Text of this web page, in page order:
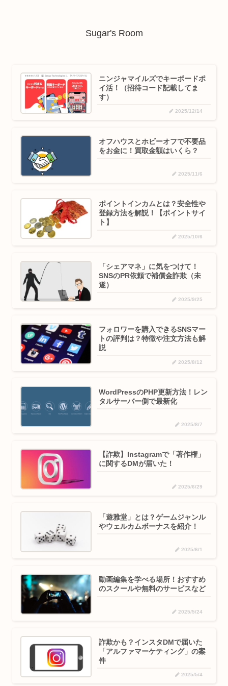
Sugar's Room
ニンジャマイルズでキーボードポ
イ活！（招待コード記載してま
す）
2025/12/14
オフハウスとホビーオフで不要品
をお金に！買取金額はいくら？
2025/11/6
ポイントインカムとは？安全性や
登録方法を解説！【ポイントサイ
ト】
2025/10/6
「シェアマネ」に気をつけて！
SNSのPR依頼で補償金詐欺（未
遂）
2025/9/25
フォロワーを購入できるSNSマー
トの評判は？特徴や注文方法も解
説
2025/8/12
WordPressのPHP更新方法！レン
タルサーバー側で最新化
2025/8/7
【詐欺】Instagramで「著作権」
に関するDMが届いた！
2025/6/29
「遊雅堂」とは？ゲームジャンル
やウェルカムボーナスを紹介！
2025/6/1
動画編集を学べる場所！おすすめ
のスクールや無料のサービスなど
2025/5/24
詐欺かも？インスタDMで届いた
「アルファマーケティング」の案
件
2025/5/4